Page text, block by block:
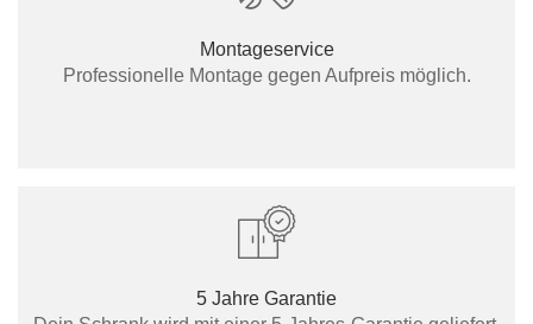
Montageservice
Professionelle Montage gegen Aufpreis möglich.
5 Jahre Garantie